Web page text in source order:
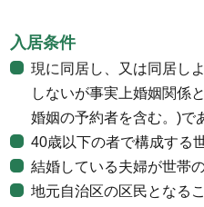
入居条件
現に同居し、又は同居し
しないが事実上婚姻関係
婚姻の予約者を含む。)で
40歳以下の者で構成する
結婚している夫婦が世帯
地元自治区の区民となる